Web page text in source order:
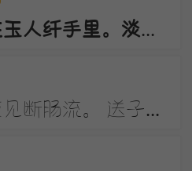
玉房金蕊，宜在玉人纤手里。淡月朦胧，更有微微弄袖风。温香熟美，醉慢云鬟垂两耳。多谢春工，不是花红是玉红。
常经绝脉塞，复见断肠流。 送子成今别，令人起昔愁。 陇云晴半雨，边草夏先秋。 万里长城寄，无贻汉国忧。